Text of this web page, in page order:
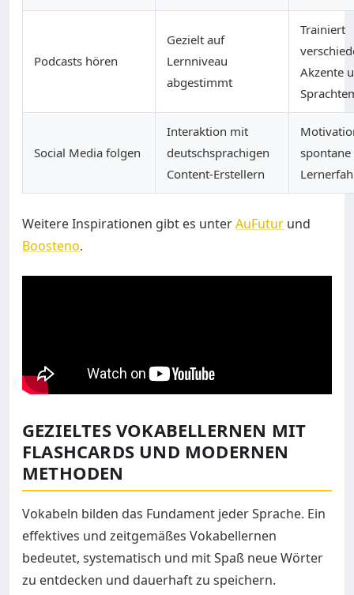
Podcasts hören
Gezielt auf
Lernniveau
abgestimmt
Trainiert
Akzente
Social Media folgen
Interaktion mit
deutschsprachigen
Content-Erstellern
spontane
Weitere Inspirationen gibt es unterAuFutur und
Boosteno.
GEZIELTES VOKABELLERNEN MIT
FLASHCARDS UND MODERNEN
METHODEN
Vokabeln bilden das Fundament jeder Sprache. Ein
effektives und zeitgemäßes Vokabellernen
bedeutet, systematisch und mit Spaß neue Wörter
zu entdecken und dauerhaft zu speichern.